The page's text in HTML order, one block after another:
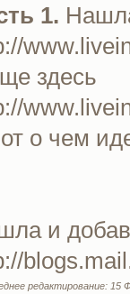
1.
здесь
о чем
и
редактирование: 15